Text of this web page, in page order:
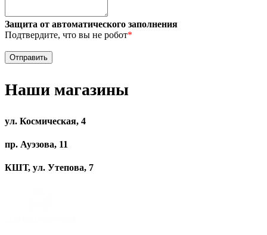
Защита от автоматического заполнения
Подтвердите, что вы не робот*
Наши магазины
ул. Космическая, 4
пр. Ауэзова, 11
КШТ, ул. Утепова, 7